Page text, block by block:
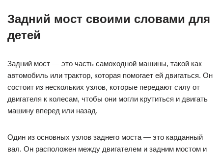
Задний мост своими словами для
детей
Задний мост — это часть самоходной машины, такой как
автомобиль или трактор, которая помогает ей двигаться. Он
состоит из нескольких узлов, которые передают силу от
двигателя к колесам, чтобы они могли крутиться и двигать
машину вперед или назад.
Один из основных узлов заднего моста — это карданный
вал. Он расположен между двигателем и задним мостом и